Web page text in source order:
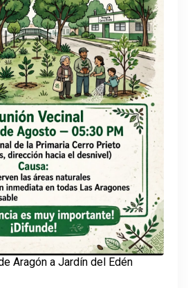
Aragón a Jardín del Edén